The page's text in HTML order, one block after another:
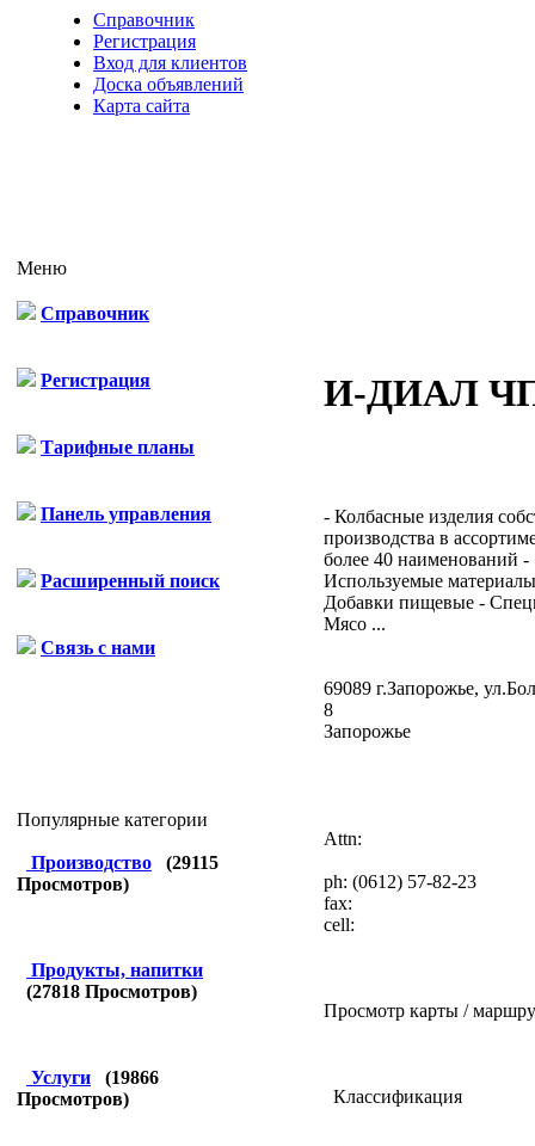
Справочник
Регистрация
Вход для клиентов
Доска объявлений
Карта сайта
Меню
Справочник
Регистрация
Тарифные планы
Панель управления
Расширенный поиск
Связь с нами
Популярные категории
Производство (29115
Просмотров)
Продукты, напитки
(27818 Просмотров)
Услуги (19866
Просмотров)
И-ДИАЛ
- Колбасные изделия
производства в
более 40 наименований -
Используемые
Добавки пищевые -
Мясо ...
69089 г.Запорожье,
8
Запорожье
Attn:
ph: (0612) 57-82-23
fax:
cell:
Просмотр карты /
Классификация